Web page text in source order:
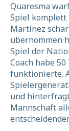
Quaresma
Spiel
Martínez
übernommen
Spiel der
Coach habe
funktionierte.
und
Mannschaft